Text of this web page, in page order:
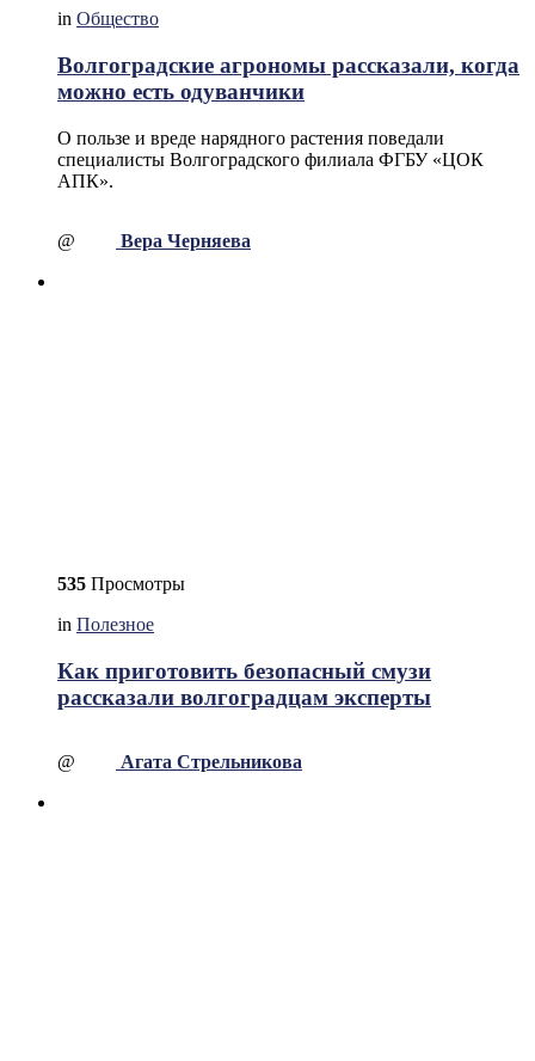
in Общество
Волгоградские агрономы рассказали, когда
можно есть одуванчики
О пользе и вреде нарядного растения поведали
специалисты Волгоградского филиала ФГБУ «ЦОК
АПК».
@ Вера Черняева
535 Просмотры
in Полезное
Как приготовить безопасный смузи
рассказали волгоградцам эксперты
@ Агата Стрельникова